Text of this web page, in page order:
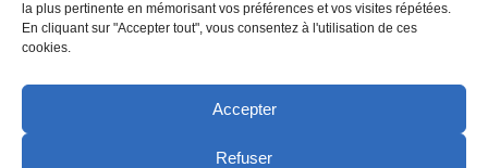
la plus pertinente en mémorisant vos préférences et vos visites répétées.
En cliquant sur "Accepter tout", vous consentez à l'utilisation de ces
cookies.
Accepter
Refuser